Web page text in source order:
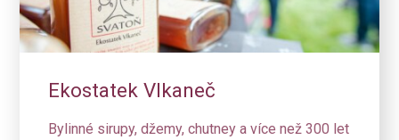
Ekostatek Vlkaneč
Bylinné sirupy, džemy, chutney a více než 300 let